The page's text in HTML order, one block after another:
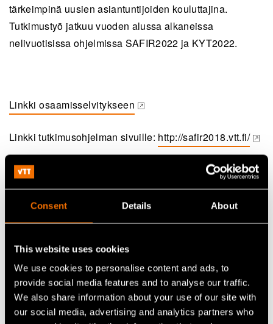
Consent Details About
This website uses cookies
We use cookies to personalise content and ads, to
provide social media features and to analyse our traffic.
We also share information about your use of our site with
our social media, advertising and analytics partners who
tärkeimpinä uusien asiantuntijoiden kouluttajina.
Tutkimustyö jatkuu vuoden alussa alkaneissa
nelivuotisissa ohjelmissa SAFIR2022 ja KYT2022.
Linkki osaamisselvitykseen
(opens in a new tab)
Linkki tutkimusohjelman sivuille: http://safir2018.vtt.fi/
(opens in a new tab)
Jatka lukemista
kansalaisten näkökulmasta
Asiakastarina: Case: Elcogen –
Kiinteäoksiditeknologia edistää vihreää siirtymää